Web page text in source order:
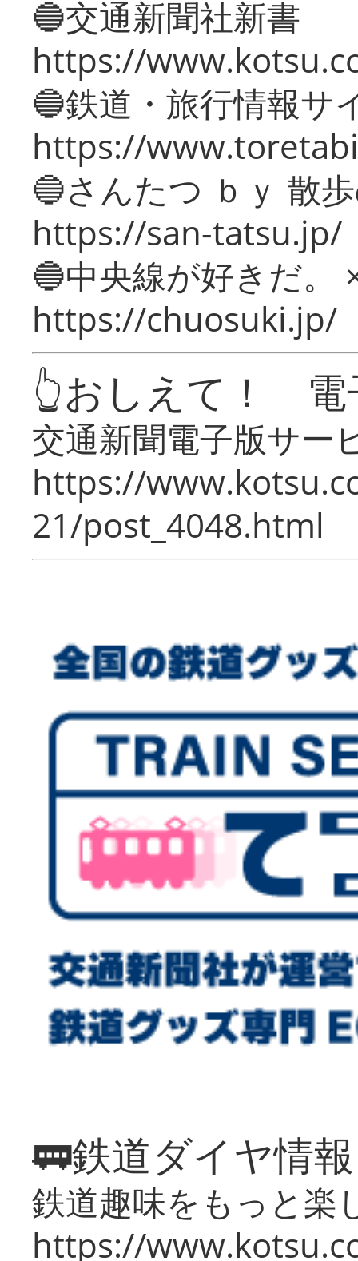
🔵交通新聞社新書
https://
🔵鉄道・旅行情報サ
https://
🔵さんたつ ｂｙ 散
https://san-tatsu.jp/
🔵中央線が好きだ。
https://chuosuki.jp/
👆おしえて！ 電
交通新聞電子版サー
https://
21/post_4048.html
🚃鉄道ダイヤ情
鉄道趣味をもっと楽
https://